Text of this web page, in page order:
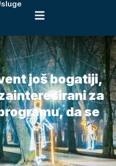
još bogatiji,
za
da se